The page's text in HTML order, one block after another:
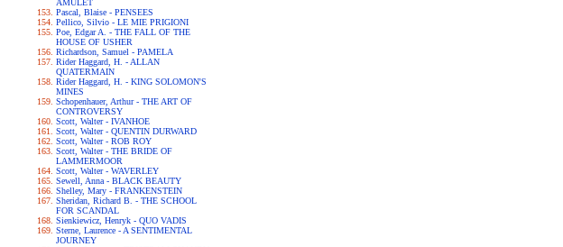
AMULET
Pascal, Blaise - PENSEES
Pellico, Silvio - LE MIE PRIGIONI
Poe, Edgar A. - THE FALL OF THE
HOUSE OF USHER
Richardson, Samuel - PAMELA
Rider Haggard, H. - ALLAN
QUATERMAIN
Rider Haggard, H. - KING SOLOMON'S
MINES
Schopenhauer, Arthur - THE ART OF
CONTROVERSY
Scott, Walter - IVANHOE
Scott, Walter - QUENTIN DURWARD
Scott, Walter - ROB ROY
Scott, Walter - THE BRIDE OF
LAMMERMOOR
Scott, Walter - WAVERLEY
Sewell, Anna - BLACK BEAUTY
Shelley, Mary - FRANKENSTEIN
Sheridan, Richard B. - THE SCHOOL
FOR SCANDAL
Sienkiewicz, Henryk - QUO VADIS
Sterne, Laurence - A SENTIMENTAL
JOURNEY